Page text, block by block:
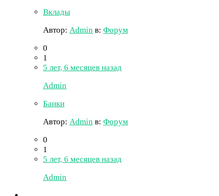
Вклады
Автор: Admin в: Форум
0
1
5 лет, 6 месяцев назад
Admin
Банки
Автор: Admin в: Форум
0
1
5 лет, 6 месяцев назад
Admin